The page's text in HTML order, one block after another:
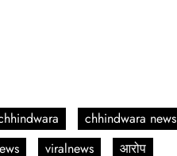
chhindwara news
viralnews आरोप